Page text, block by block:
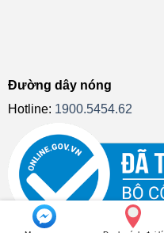
Đường dây nóng
Hotline: 1900.5454.62